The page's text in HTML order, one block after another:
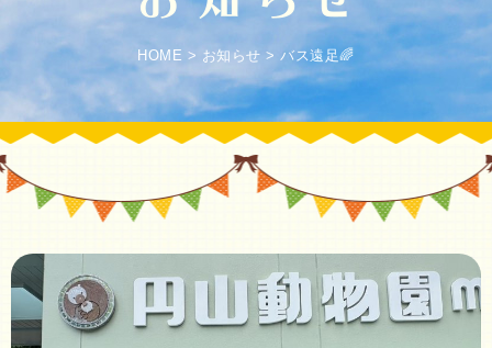
HOME > お知らせ >バス遠足🌈